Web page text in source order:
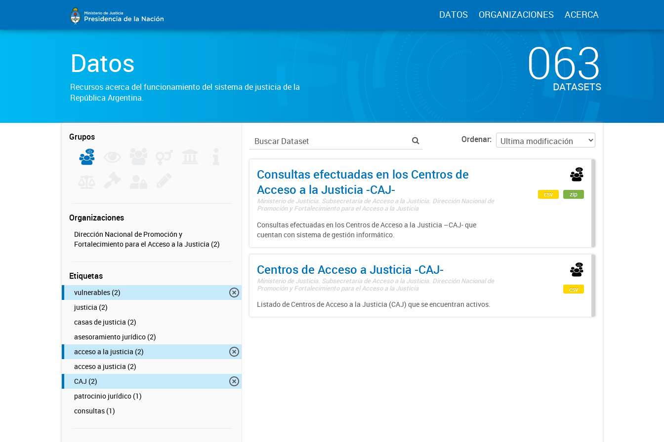
DATOS ORGANIZACIONES ACERCA
Datos
Recursos acerca del funcionamiento del sistema de justicia de la
República Argentina.
063
DATASETS
Grupos
Organizaciones
Dirección Nacional de Promoción y
Fortalecimiento para el Acceso a la Justicia (2)
Etiquetas
vulnerables (2)
justicia (2)
casas de justicia (2)
asesoramiento jurídico (2)
acceso a la justicia (2)
acceso a justicia (2)
CAJ (2)
patrocinio jurídico (1)
consultas (1)
Ordenar
Consultas efectuadas en los Centros de
Acceso a la Justicia -CAJ-
Ministerio de Justicia. Subsecretaría de Acceso a la Justicia. Dirección Nacional de
Promoción y Fortalecimiento para el Acceso a la Justicia
Consultas efectuadas en los Centros de Acceso a la Justicia –CAJ- que
cuentan con sistema de gestión informático.
csv zip
Centros de Acceso a Justicia -CAJ-
Ministerio de Justicia. Subsecretaría de Acceso a la Justicia. Dirección Nacional de
Promoción y Fortalecimiento para el Acceso a la Justicia
Listado de Centros de Acceso a la Justicia (CAJ) que se encuentran activos.
csv